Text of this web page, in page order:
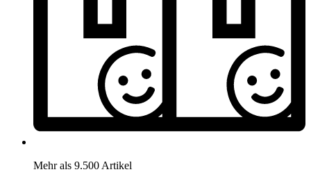
Mehr als 9.500 Artikel